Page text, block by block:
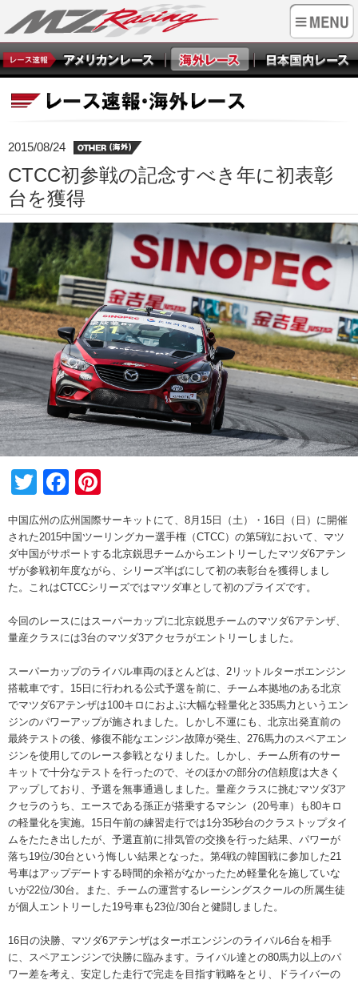
2015/08/24
CTCC初参戦の記念すべき年に初表彰
台を獲得
TwitterFacebook
中国広州の広州国際サーキットにて、8月15日（土）・16日（日）に開催
された2015中国ツーリングカー選手権（CTCC）の第5戦において、マツ
ダ中国がサポートする北京鋭思チームからエントリーしたマツダ6アテン
ザが参戦初年度ながら、シリーズ半ばにして初の表彰台を獲得しまし
た。これはCTCCシリーズではマツダ車として初のプライズです。
今回のレースにはスーパーカップに北京鋭思チームのマツダ6アテンザ、
量産クラスには3台のマツダ3アクセラがエントリーしました。
スーパーカップのライバル車両のほとんどは、2リットルターボエンジン
搭載車です。15日に行われる公式予選を前に、チーム本拠地のある北京
でマツダ6アテンザは100キロにおよぶ大幅な軽量化と335馬力というエン
ジンのパワーアップが施されました。しかし不運にも、北京出発直前の
最終テストの後、修復不能なエンジン故障が発生、276馬力のスペアエン
ジンを使用してのレース参戦となりました。しかし、チーム所有のサー
キットで十分なテストを行ったので、そのほかの部分の信頼度は大きく
アップしており、予選を無事通過しました。量産クラスに挑むマツダ3ア
クセラのうち、エースである孫正が搭乗するマシン（20号車）も80キロ
の軽量化を実施。15日午前の練習走行では1分35秒台のクラストップタイ
ムをたたき出したが、予選直前に排気管の交換を行った結果、パワーが
落ち19位/30台という悔しい結果となった。第4戦の韓国戦に参加した21
号車はアップデートする時間的余裕がなかったため軽量化を施していな
いが22位/30台。また、チームの運営するレーシングスクールの所属生徒
が個人エントリーした19号車も23位/30台と健闘しました。
16日の決勝、マツダ6アテンザはターボエンジンのライバル6台を相手
に、スペアエンジンで決勝に臨みます。ライバル達との80馬力以上のパ
ワー差を考え、安定した走行で完走を目指す戦略をとり、ドライバーの